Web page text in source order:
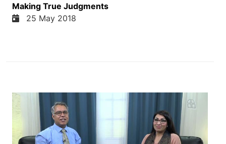
Making True Judgments
25 May 2018